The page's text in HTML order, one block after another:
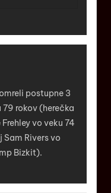
postupne 3
rokov (herečka
vo veku 74
Rivers vo
Bizkit).